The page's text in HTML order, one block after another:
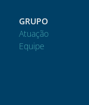
GRUPO
Atuação
Equipe